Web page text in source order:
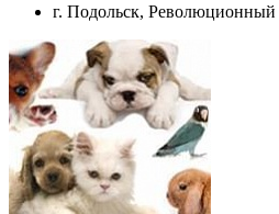
г. Подольск, Революционный